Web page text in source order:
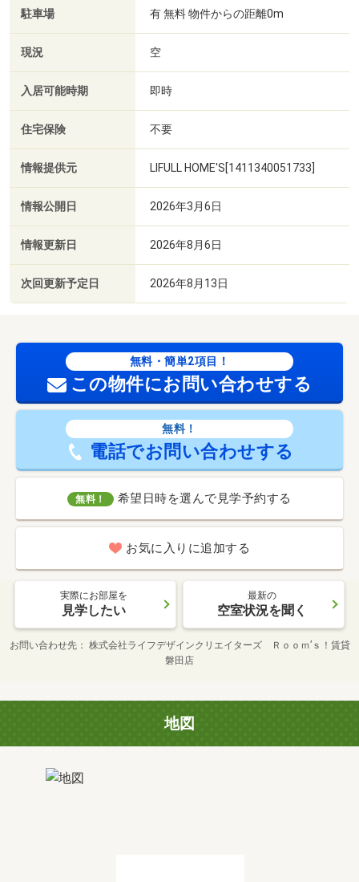
駐車場 有 無料 物件からの距離0m
現況 空
入居可能時期 即時
住宅保険 不要
情報提供元 LIFULL HOME'S[1411340051733]
情報公開日 2026年3月6日
情報更新日 2026年8月6日
次回更新予定日 2026年8月13日
無料・簡単2項目！
この物件にお問い合わせする
無料！
電話でお問い合わせする
無料！ 希望日時を選んで見学予約する
お気に入りに追加する
実際にお部屋を
見学したい
最新の
空室状況を聞く
お問い合わせ先
株式会社ライフデザインクリエイターズ Ｒｏｏｍ’ｓ！賃貸
磐田店
地図